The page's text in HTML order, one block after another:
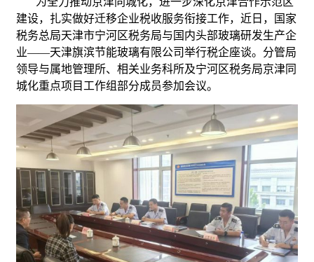
建设，扎实做好迁移企业税收服务衔接工作，近日，国家
税务总局天津市宁河区税务局与国内头部玻璃研发生产企
业——天津旗滨节能玻璃有限公司举行税企座谈。分管局
领导与属地管理所、相关业务科所及宁河区税务局京津同
城化重点项目工作组部分成员参加会议。